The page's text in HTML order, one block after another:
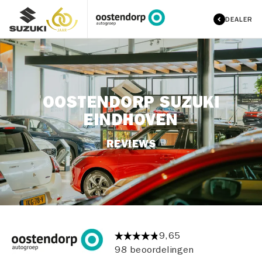
DEALER
OOSTENDORP SUZUKI
EINDHOVEN
REVIEWS
9,65
98 beoordelingen